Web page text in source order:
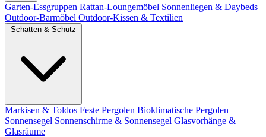
Garten-Essgruppen Rattan-Loungemöbel Sonnenliegen & Daybeds
Outdoor-Barmöbel Outdoor-Kissen & Textilien
Markisen & Toldos Feste Pergolen Bioklimatische Pergolen
Sonnensegel Sonnenschirme & Sonnensegel Glasvorhänge &
Glasräume